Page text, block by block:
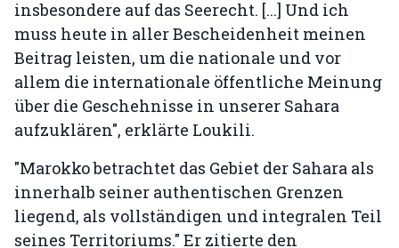
insbesondere auf das Seerecht. [...] Und ich
muss heute in aller Bescheidenheit meinen
Beitrag leisten, um die nationale und vor
allem die internationale öffentliche Meinung
über die Geschehnisse in unserer Sahara
aufzuklären", erklärte Loukili.
"Marokko betrachtet das Gebiet der Sahara als
innerhalb seiner authentischen Grenzen
liegend, als vollständigen und integralen Teil
seines Territoriums." Er zitierte den